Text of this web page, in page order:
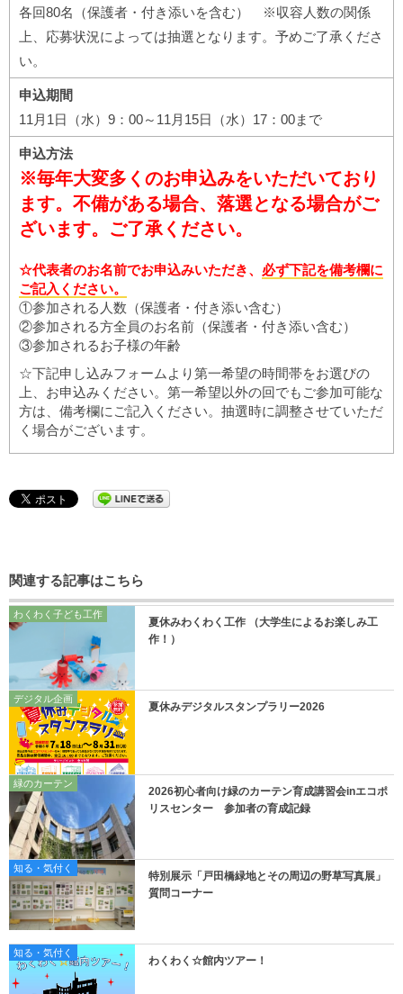
各回80名（保護者・付き添いを含む） ※収容人数の関係
上、応募状況によっては抽選となります。予めご了承くださ
い。
申込期間
11月1日（水）9：00～11月15日（水）17：00まで
申込方法
※毎年大変多くのお申込みをいただいており
ます。不備がある場合、落選となる場合がご
ざいます。ご了承ください。
☆代表者のお名前でお申込みいただき、 必ず下記を備考欄に
ご記入ください。
①参加される人数（保護者・付き添い含む）
②参加される方全員のお名前（保護者・付き添い含む）
③参加されるお子様の年齢
☆下記申し込みフォームより第一希望の時間帯をお選びの
上、お申込みください。第一希望以外の回でもご参加可能な
方は、備考欄にご記入ください。抽選時に調整させていただ
く場合がございます。
関連する記事はこちら
わくわく子ども工作
夏休みわくわく工作 （大学生によるお楽しみ工
作！）
デジタル企画
夏休みデジタルスタンプラリー2026
緑のカーテン
2026初心者向け緑のカーテン育成講習会inエコポ
リスセンター 参加者の育成記録
知る・気付く
特別展示「戸田橋緑地とその周辺の野草写真展」
質問コーナー
知る・気付く
わくわく☆館内ツアー！